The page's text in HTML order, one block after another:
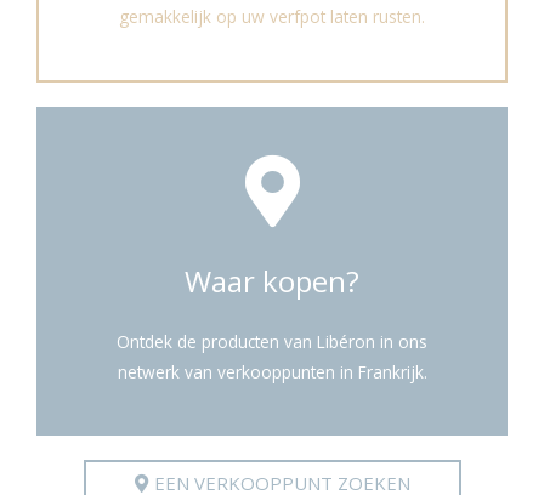
gemakkelijk op uw verfpot laten rusten.
Waar kopen?
Ontdek de producten van Libéron in ons
netwerk van verkooppunten in Frankrijk.
EEN VERKOOPPUNT ZOEKEN